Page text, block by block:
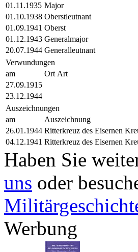
01.11.1935 Major
01.10.1938 Oberstleutnant
01.09.1941 Oberst
01.12.1943 Generalmajor
20.07.1944 Generalleutnant
Verwundungen
am
Ort Art
27.09.1915
23.12.1944
Auszeichnungen
am
Auszeichnung
26.01.1944 Ritterkreuz des Eisernen
04.12.1941 Ritterkreuz des Eisernen
Haben Sie
uns oder
Werbung